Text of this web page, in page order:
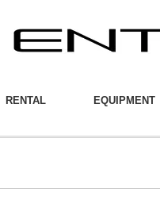
RENTAL EQUIPMENT